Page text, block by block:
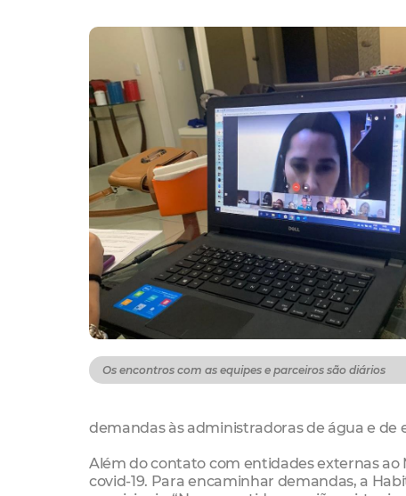
Os encontros com as equipes e parceiros são diários
demandas às administradoras de água e de
Além do contato com entidades externas
covid-19. Para encaminhar demandas, a